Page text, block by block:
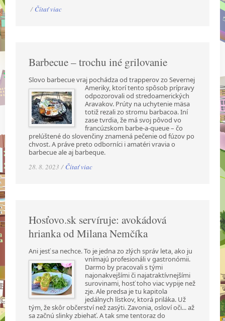
/ Čítať viac
Barbecue – trochu iné grilovanie
Slovo barbecue vraj pochádza od trapperov zo Severnej
Ameriky, ktorí tento spôsob prípravy
odpozorovali od stredoamerických
Aravakov. Prúty na uchytenie mäsa
totiž rezali zo stromu barbacoa. Iní
zase tvrdia, že má svoj pôvod vo
francúzskom barbe-a-queue – čo
prelúštené do slovenčiny znamená pečenie od fúzov po
chvost. A práve preto odborníci i amatéri vravia o
barbecue ale aj barbeque.
28. 8. 2023 / Čítať viac
Hosťovo.sk servíruje: avokádová
hrianka od Milana Nemčíka
Ani jesť sa nechce. To je jedna zo zlých správ leta, ako ju
vnímajú profesionáli v gastronómii.
Darmo by pracovali s tými
najonakvejšími či najatraktívnejšími
surovinami, hosť toho viac vypije než
zje. Ale predsa je tu kapitola
jedálnych lístkov, ktorá priláka. Už
tým, že skôr občerství než zasýti. Zavonia, osloví oči... až
sa začnú slinky zbiehať. A tak sme tentoraz do